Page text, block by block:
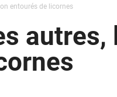
entourés de licornes